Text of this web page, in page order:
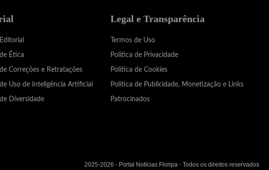
Ética
Correções e Retratações
Uso de Inteligência Artificial
Diversidade
Legal e Transparência
Termos de Uso
Política de Privacidade
Política de Cookies
Política de Publicidade, Monetização e Links
Patrocinados
2025-2026 - Portal Notícias Floripa - Todos os direitos reservados